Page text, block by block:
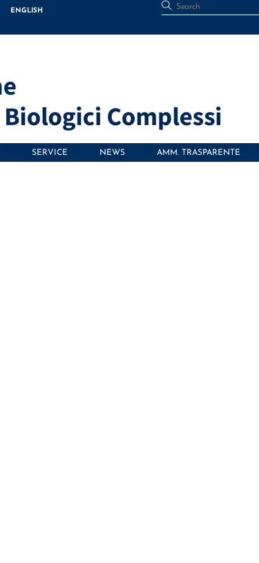
ENGLISH
SERVICE NEWS AMM. TRASPARENTE